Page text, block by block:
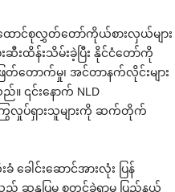
ထောင်စုလွှတ်‌တော်ကိုယ်စားလှယ်များ
းထိန်းသိမ်းခဲ့ပြီး နိုင်ငံ‌တော်ကို
တ်‌တောက်မှု၊ အင်တာနက်လိုင်းများ
၎င်း‌နောက် NLD
က်ကြွလှုပ်ရှားသူများကို ဆက်တိုက်
ခေါင်း‌ဆောင်အားလုံး ပြန်
ဆန္ဒပြမှု စတင်ခဲ့ရာမှ ပြည်နယ်